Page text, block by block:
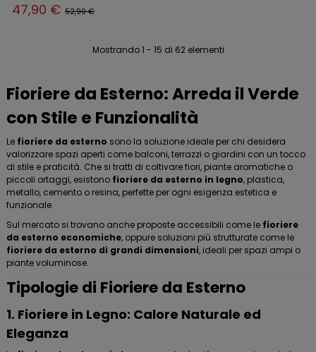
47,90 € 52,90 €
Mostrando 1 - 15 di 62 elementi
Fioriere da Esterno: Arreda il Verde
con Stile e Funzionalità
Le fioriere da esterno sono la soluzione ideale per chi desidera
valorizzare spazi aperti come balconi, terrazzi o giardini con un tocco
di stile e praticità. Che si tratti di coltivare fiori, piante aromatiche o
piccoli ortaggi, esistono fioriere da esterno in legno, plastica,
metallo, cemento o resina, perfette per ogni esigenza estetica e
funzionale.
Sul mercato si trovano anche proposte accessibili come le fioriere
da esterno economiche, oppure soluzioni più strutturate come le
fioriere da esterno di grandi dimensioni, ideali per spazi ampi o
piante voluminose.
Tipologie di Fioriere da Esterno
1. Fioriere in Legno: Calore Naturale ed
Eleganza